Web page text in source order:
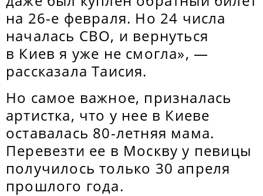
на 26-е февраля. Но 24 числа
началась СВО, и вернуться
в Киев я уже не смогла», —
рассказала Таисия.
Но самое важное, призналась
артистка, что у нее в Киеве
оставалась 80-летняя мама.
Перевезти ее в Москву у певицы
получилось только 30 апреля
прошлого года.